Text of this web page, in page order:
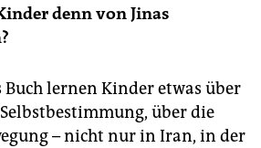
denn von Jinas
Buch lernen Kinder etwas über
über die
– nicht nur in Iran, in der